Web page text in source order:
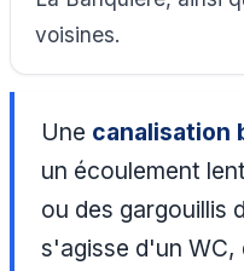
voisines.
Une canalisation
un écoulement
ou des gargouillis
s'agisse d'un